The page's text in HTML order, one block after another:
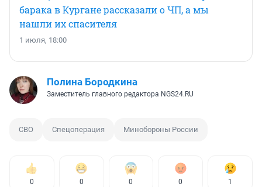
барака в Кургане рассказали о ЧП, а мы
нашли их спасителя
1 июля, 18:00
Полина Бородкина
Заместитель главного редактора NGS24.RU
СВО Спецоперация Минобороны России
0 0 0 0 1